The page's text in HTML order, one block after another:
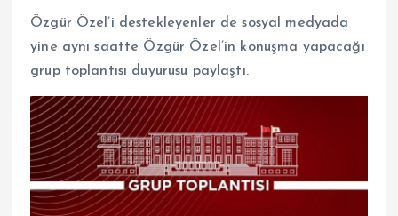
Özgür Özel’i destekleyenler de sosyal medyada
yine aynı saatte Özgür Özel’in konuşma yapacağı
grup toplantısı duyurusu paylaştı.